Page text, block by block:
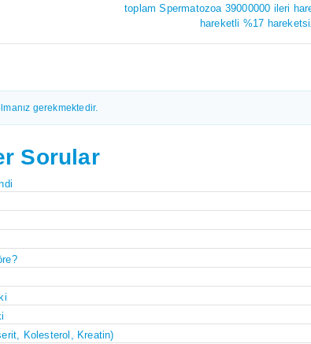
toplam Spermatozoa 39000000 ileri
hareketli %17
gerekmektedir.
Sorular
Kolesterol, Kreatin)